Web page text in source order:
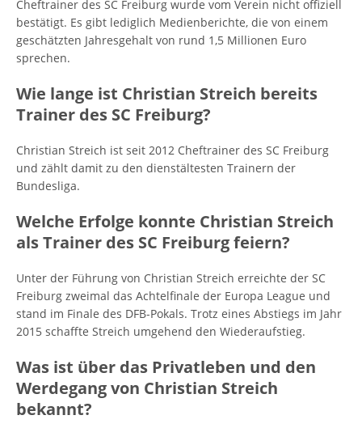
Cheftrainer des SC Freiburg wurde vom Verein nicht offiziell
bestätigt. Es gibt lediglich Medienberichte, die von einem
geschätzten Jahresgehalt von rund 1,5 Millionen Euro
sprechen.
Wie lange ist Christian Streich bereits
Trainer des SC Freiburg?
Christian Streich ist seit 2012 Cheftrainer des SC Freiburg
und zählt damit zu den dienstältesten Trainern der
Bundesliga.
Welche Erfolge konnte Christian Streich
als Trainer des SC Freiburg feiern?
Unter der Führung von Christian Streich erreichte der SC
Freiburg zweimal das Achtelfinale der Europa League und
stand im Finale des DFB-Pokals. Trotz eines Abstiegs im Jahr
2015 schaffte Streich umgehend den Wiederaufstieg.
Was ist über das Privatleben und den
Werdegang von Christian Streich
bekannt?